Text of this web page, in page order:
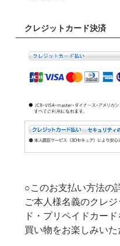
クレジットカード決済
○このお支払い方法の
ご本人様名義のクレ
ド・プリペイドカー
買い物をお楽しみいた